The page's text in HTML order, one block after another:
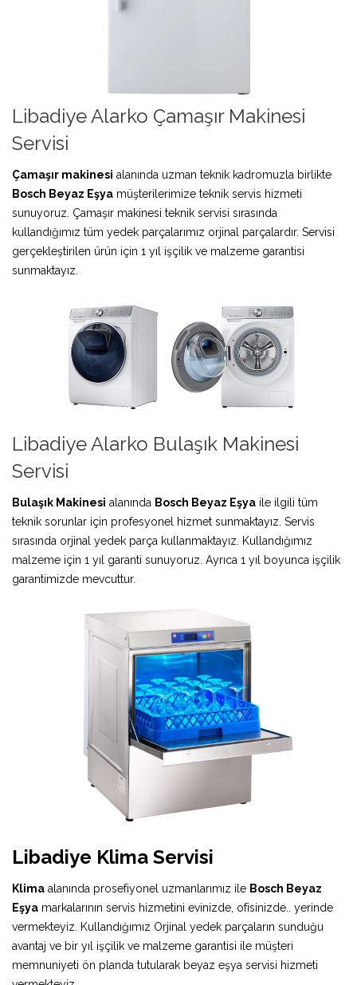
Libadiye Alarko Çamaşır Makinesi
Servisi
Çamaşır makinesi alanında uzman teknik kadromuzla birlikte
Bosch Beyaz Eşya müşterilerimize teknik servis hizmeti
sunuyoruz. Çamaşır makinesi teknik servisi sırasında
kullandığımız tüm yedek parçalarımız orjinal parçalardır. Servisi
gerçekleştirilen ürün için 1 yıl işçilik ve malzeme garantisi
sunmaktayız.
Libadiye Alarko Bulaşık Makinesi
Servisi
Bulaşık Makinesi alanında Bosch Beyaz Eşya ile ilgili tüm
teknik sorunlar için profesyonel hizmet sunmaktayız. Servis
sırasında orjinal yedek parça kullanmaktayız. Kullandığımız
malzeme için 1 yıl garanti sunuyoruz. Ayrıca 1 yıl boyunca işçilik
garantimizde mevcuttur.
Libadiye Klima Servisi
Klima alanında prosefiyonel uzmanlarımız ile Bosch Beyaz
Eşya markalarının servis hizmetini evinizde, ofisinizde.. yerinde
vermekteyiz. Kullandığımız Orjinal yedek parçaların sunduğu
avantaj ve bir yıl işçilik ve malzeme garantisi ile müşteri
memnuniyeti ön planda tutularak beyaz eşya servisi hizmeti